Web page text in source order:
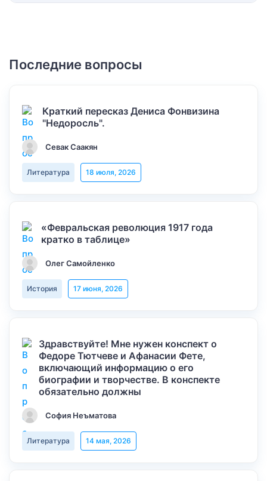
Последние вопросы
Краткий пересказ Дениса Фонвизина
"Недоросль".
Севак Саакян
Литература 18 июля, 2026
«Февральская революция 1917 года
кратко в таблице»
Олег Самойленко
История 17 июня, 2026
Здравствуйте! Мне нужен конспект о
Федоре Тютчеве и Афанасии Фете,
включающий информацию о его
биографии и творчестве. В конспекте
обязательно должны
София Неъматова
Литература 14 мая, 2026